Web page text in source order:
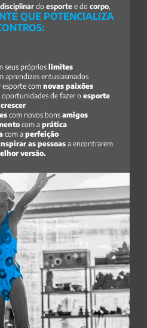
do esporte e do corpo,
QUE POTENCIALIZA
seus próprios limites
aprendizes entusiasmados
esporte com novas paixões
de fazer o esporte
crescer
com novos bons amigos
com a prática
com a perfeição
as pessoas a encontrarem
versão.